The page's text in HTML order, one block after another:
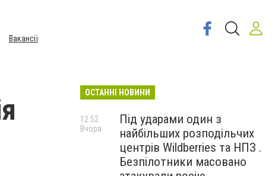
Вакансії
ОСТАННІ НОВИНИ
Під ударами один з
найбільших розподільчих
центрів Wildberries та НПЗ .
Безпілотники масовано
12:52
Вчора